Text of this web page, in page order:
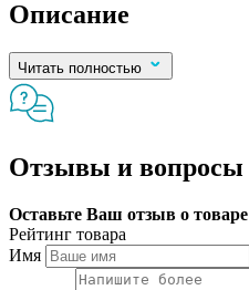
Описание
Читать полностью
Отзывы и вопросы
Оставьте Ваш отзыв о товаре
Рейтинг товара
Имя